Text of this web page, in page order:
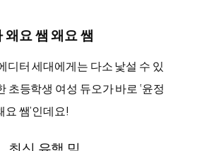
왜요 쌤 왜요 쌤
디터 세대에게는 다소 낯설 수 있
초등학생 여성 듀오가 바로 ‘윤정
쌤’인데요!